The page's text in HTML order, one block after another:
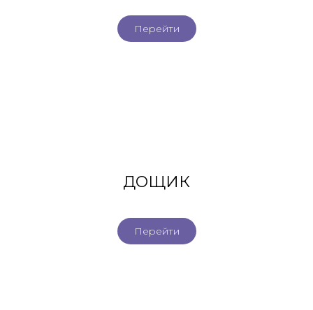
Перейти
ДОЩИК
Перейти